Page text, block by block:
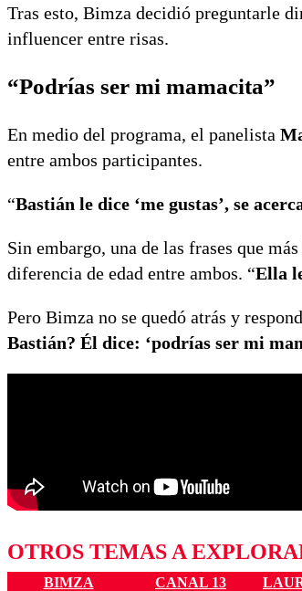
Tras esto, Bimza decidió preguntarle
influencer entre risas.
“Podrías ser mi mamacita”
En medio del programa, el panelista
entre ambos participantes.
“Bastián le dice ‘me gustas’, se
Sin embargo, una de las frases que
diferencia de edad entre ambos. “Ella
Pero Bimza no se quedó atrás y
Bastián? Él dice: ‘podrías ser mi
OTROS TEMAS A
BIMZA CANAL 13